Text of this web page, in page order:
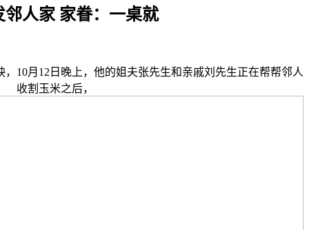
人家 家眷：一桌就
月12日晚上，他的姐夫张先生和亲戚刘先生正在帮帮邻人
收割玉米之后，